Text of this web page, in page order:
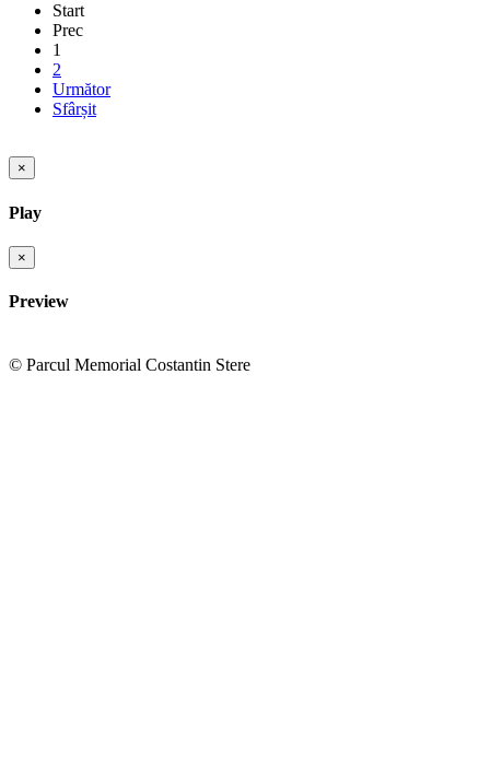
Start
Prec
1
2
Următor
Sfârșit
×
Play
×
Preview
© Parcul Memorial Costantin Stere